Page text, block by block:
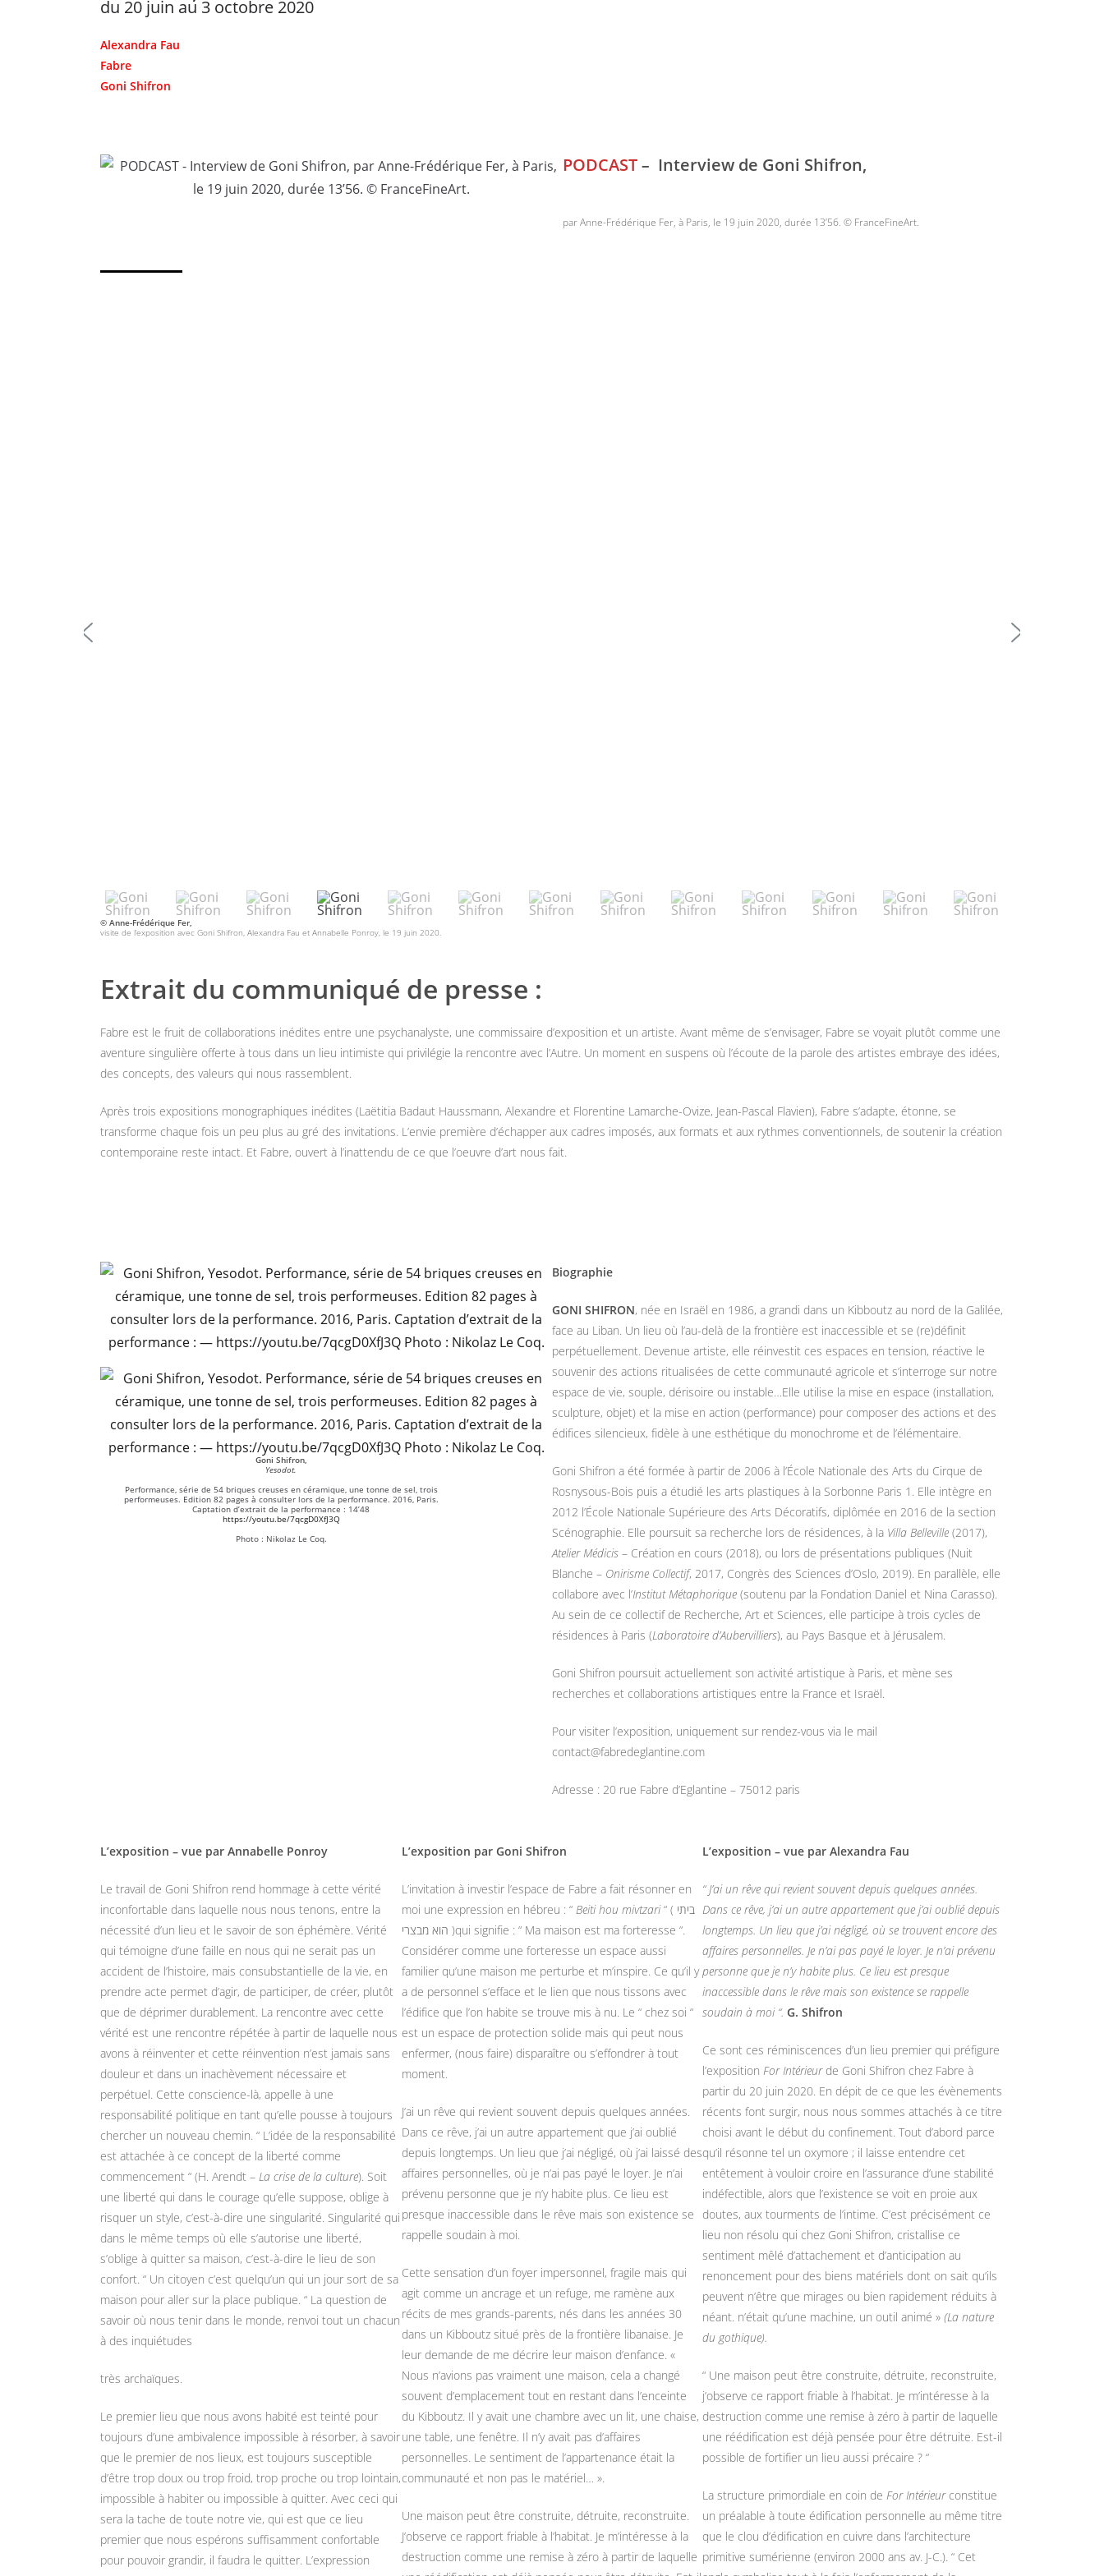
du 20 juin au 3 octobre 2020
Alexandra Fau
Fabre
Goni Shifron
PODCAST– Interview de Goni Shifron,
par Anne-Frédérique Fer, à Paris, le 19 juin 2020, durée 13’56. © FranceFineArt.
© Anne-Frédérique Fer,
visite de l’exposition avec Goni Shifron, Alexandra Fau et Annabelle Ponroy, le 19 juin 2020.
Extrait du communiqué de presse :
Fabre est le fruit de collaborations inédites entre une psychanalyste, une commissaire d’exposition et un artiste. Avant même de s’envisager, Fabre se voyait plutôt comme une
aventure singulière offerte à tous dans un lieu intimiste qui privilégie la rencontre avec l’Autre. Un moment en suspens où l’écoute de la parole des artistes embraye des idées,
des concepts, des valeurs qui nous rassemblent.
Après trois expositions monographiques inédites (Laëtitia Badaut Haussmann, Alexandre et Florentine Lamarche-Ovize, Jean-Pascal Flavien), Fabre s’adapte, étonne, se
transforme chaque fois un peu plus au gré des invitations. L’envie première d’échapper aux cadres imposés, aux formats et aux rythmes conventionnels, de soutenir la création
contemporaine reste intact. Et Fabre, ouvert à l’inattendu de ce que l’oeuvre d’art nous fait.
Goni Shifron,
Yesodot.
Performance, série de 54 briques creuses en céramique, une tonne de sel, trois
performeuses. Edition 82 pages à consulter lors de la performance. 2016, Paris.
Captation d’extrait de la performance : 14’48
https://youtu.be/7qcgD0XfJ3Q
Photo : Nikolaz Le Coq.
Biographie
GONI SHIFRON, née en Israël en 1986, a grandi dans un Kibboutz au nord de la Galilée,
face au Liban. Un lieu où l’au-delà de la frontière est inaccessible et se (re)définit
perpétuellement. Devenue artiste, elle réinvestit ces espaces en tension, réactive le
souvenir des actions ritualisées de cette communauté agricole et s’interroge sur notre
espace de vie, souple, dérisoire ou instable…Elle utilise la mise en espace (installation,
sculpture, objet) et la mise en action (performance) pour composer des actions et des
édifices silencieux, fidèle à une esthétique du monochrome et de l’élémentaire.
Goni Shifron a été formée à partir de 2006 à l’École Nationale des Arts du Cirque de
Rosnysous-Bois puis a étudié les arts plastiques à la Sorbonne Paris 1. Elle intègre en
2012 l’École Nationale Supérieure des Arts Décoratifs, diplômée en 2016 de la section
Scénographie. Elle poursuit sa recherche lors de résidences, à la Villa Belleville (2017),
Atelier Médicis – Création en cours (2018), ou lors de présentations publiques (Nuit
Blanche – Onirisme Collectif, 2017, Congrès des Sciences d’Oslo, 2019). En parallèle, elle
collabore avec l’Institut Métaphorique (soutenu par la Fondation Daniel et Nina Carasso).
Au sein de ce collectif de Recherche, Art et Sciences, elle participe à trois cycles de
résidences à Paris (Laboratoire d’Aubervilliers), au Pays Basque et à Jérusalem.
Goni Shifron poursuit actuellement son activité artistique à Paris, et mène ses
recherches et collaborations artistiques entre la France et Israël.
Pour visiter l’exposition, uniquement sur rendez-vous via le mail
contact@fabredeglantine.com
Adresse : 20 rue Fabre d’Eglantine – 75012 paris
L’exposition – vue par Annabelle Ponroy
Le travail de Goni Shifron rend hommage à cette vérité
inconfortable dans laquelle nous nous tenons, entre la
nécessité d’un lieu et le savoir de son éphémère. Vérité
qui témoigne d’une faille en nous qui ne serait pas un
accident de l’histoire, mais consubstantielle de la vie, en
prendre acte permet d’agir, de participer, de créer, plutôt
que de déprimer durablement. La rencontre avec cette
vérité est une rencontre répétée à partir de laquelle nous
avons à réinventer et cette réinvention n’est jamais sans
douleur et dans un inachèvement nécessaire et
perpétuel. Cette conscience-là, appelle à une
responsabilité politique en tant qu’elle pousse à toujours
chercher un nouveau chemin. “ L’idée de la responsabilité
est attachée à ce concept de la liberté comme
commencement “ (H. Arendt – La crise de la culture). Soit
une liberté qui dans le courage qu’elle suppose, oblige à
risquer un style, c’est-à-dire une singularité. Singularité qui
dans le même temps où elle s’autorise une liberté,
s’oblige à quitter sa maison, c’est-à-dire le lieu de son
confort. “ Un citoyen c’est quelqu’un qui un jour sort de sa
maison pour aller sur la place publique. “ La question de
savoir où nous tenir dans le monde, renvoi tout un chacun
à des inquiétudes
très archaïques.
Le premier lieu que nous avons habité est teinté pour
toujours d’une ambivalence impossible à résorber, à savoir
que le premier de nos lieux, est toujours susceptible
d’être trop doux ou trop froid, trop proche ou trop lointain,
impossible à habiter ou impossible à quitter. Avec ceci qui
sera la tache de toute notre vie, qui est que ce lieu
premier que nous espérons suffisamment confortable
pour pouvoir grandir, il faudra le quitter. L’expression
L’exposition par Goni Shifron
L’invitation à investir l’espace de Fabre a fait résonner en
moi une expression en hébreu : “ Beiti hou mivtzari“ ( ביתי
הוא מבצרי )qui signifie : “ Ma maison est ma forteresse “.
Considérer comme une forteresse un espace aussi
familier qu’une maison me perturbe et m’inspire. Ce qu’il y
a de personnel s’efface et le lien que nous tissons avec
l’édifice que l’on habite se trouve mis à nu. Le “ chez soi “
est un espace de protection solide mais qui peut nous
enfermer, (nous faire) disparaître ou s’effondrer à tout
moment.
J’ai un rêve qui revient souvent depuis quelques années.
Dans ce rêve, j’ai un autre appartement que j’ai oublié
depuis longtemps. Un lieu que j’ai négligé, où j’ai laissé des
affaires personnelles, où je n’ai pas payé le loyer. Je n’ai
prévenu personne que je n’y habite plus. Ce lieu est
presque inaccessible dans le rêve mais son existence se
rappelle soudain à moi.
Cette sensation d’un foyer impersonnel, fragile mais qui
agit comme un ancrage et un refuge, me ramène aux
récits de mes grands-parents, nés dans les années 30
dans un Kibboutz situé près de la frontière libanaise. Je
leur demande de me décrire leur maison d’enfance. «
Nous n’avions pas vraiment une maison, cela a changé
souvent d’emplacement tout en restant dans l’enceinte
du Kibboutz. Il y avait une chambre avec un lit, une chaise,
une table, une fenêtre. Il n’y avait pas d’affaires
personnelles. Le sentiment de l’appartenance était la
communauté et non pas le matériel… ».
Une maison peut être construite, détruite, reconstruite.
J’observe ce rapport friable à l’habitat. Je m’intéresse à la
destruction comme une remise à zéro à partir de laquelle
L’exposition – vue par Alexandra Fau
“ J’ai un rêve qui revient souvent depuis quelques années.
Dans ce rêve, j’ai un autre appartement que j’ai oublié depuis
longtemps. Un lieu que j’ai négligé, où se trouvent encore des
affaires personnelles. Je n’ai pas payé le loyer. Je n’ai prévenu
personne que je n’y habite plus. Ce lieu est presque
inaccessible dans le rêve mais son existence se rappelle
soudain à moi “.G. Shifron
Ce sont ces réminiscences d’un lieu premier qui préfigure
l’expositionFor Intérieur de Goni Shifron chez Fabre à
partir du 20 juin 2020. En dépit de ce que les évènements
récents font surgir, nous nous sommes attachés à ce titre
choisi avant le début du confinement. Tout d’abord parce
qu’il résonne tel un oxymore ; il laisse entendre cet
entêtement à vouloir croire en l’assurance d’une stabilité
indéfectible, alors que l’existence se voit en proie aux
doutes, aux tourments de l’intime. C’est précisément ce
lieu non résolu qui chez Goni Shifron, cristallise ce
sentiment mêlé d’attachement et d’anticipation au
renoncement pour des biens matériels dont on sait qu’ils
peuvent n’être que mirages ou bien rapidement réduits à
néant. n’était qu’une machine, un outil animé »(La nature
du gothique).
“ Une maison peut être construite, détruite, reconstruite,
j’observe ce rapport friable à l’habitat. Je m’intéresse à la
destruction comme une remise à zéro à partir de laquelle
une réédification est déjà pensée pour être détruite. Est-il
possible de fortifier un lieu aussi précaire ? “
La structure primordiale en coin deFor Intérieur constitue
un préalable à toute édification personnelle au même titre
que le clou d’édification en cuivre dans l’architecture
primitive sumérienne (environ 2000 ans av. J-C.). “ Cet